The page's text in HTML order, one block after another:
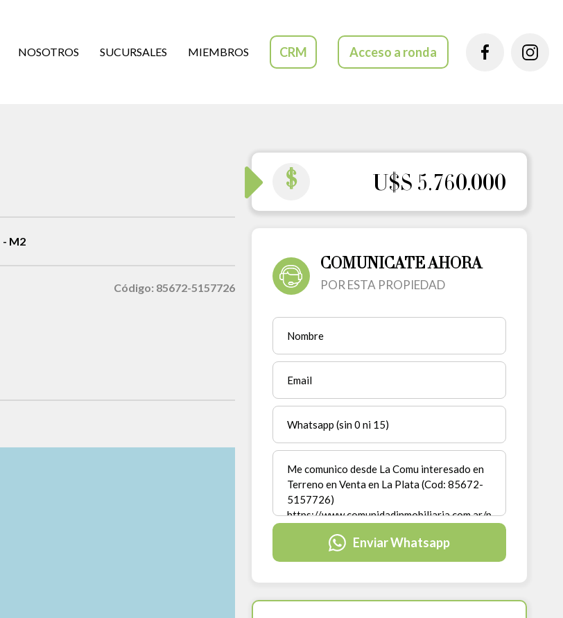
NOSOTROS SUCURSALES MIEMBROS CRM Acceso a ronda
- M2
Código: 85672-5157726
$ U$S 5.760.000
COMUNICATE AHORA
POR ESTA PROPIEDAD
Enviar Whatsapp